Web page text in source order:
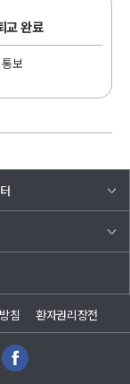
교 완료
보
침 환자권리장전